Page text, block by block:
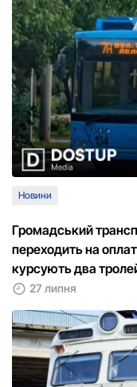
Новини
Громадський
переходить на
курсують два
27 липня